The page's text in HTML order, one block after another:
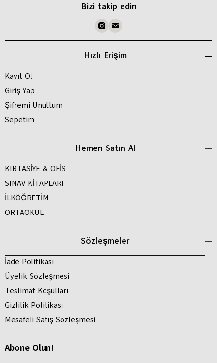
Bizi takip edin
Hızlı Erişim
Kayıt Ol
Giriş Yap
Şifremi Unuttum
Sepetim
Hemen Satın Al
KIRTASİYE & OFİS
SINAV KİTAPLARI
İLKÖĞRETİM
ORTAOKUL
Sözleşmeler
İade Politikası
Üyelik Sözleşmesi
Teslimat Koşulları
Gizlilik Politikası
Mesafeli Satış Sözleşmesi
Abone Olun!